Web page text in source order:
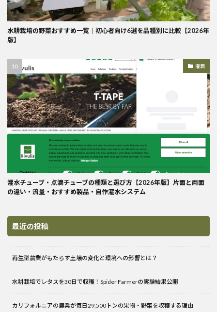
水耕栽培の野菜おすすめ一覧｜初心者向け6選を品種別に比較【2026年
版】
灌漑
灌水チューブ・点滴チューブの種類と選び方【2026年版】片面と両面
の違い・流量・おすすめ製品・自作灌水システム
最近の投稿
再生型農業がもたらす土壌の変化と環境への影響とは？
水耕栽培でレタスを30日で収穫！Spider Farmerの実験結果公開
カリフォルニアの農業が毎日29,500トンの果物・野菜を収穫する理由